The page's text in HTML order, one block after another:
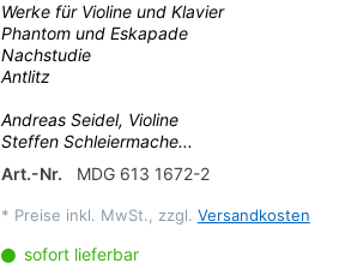
Werke für Violine und Klavier
Phantom und Eskapade
Nachstudie
Antlitz
Andreas Seidel, Violine
Steffen Schleiermache...
Art.-Nr.
MDG 613 1672-2
* Preise inkl. MwSt., zzgl. Versandkosten
sofort lieferbar